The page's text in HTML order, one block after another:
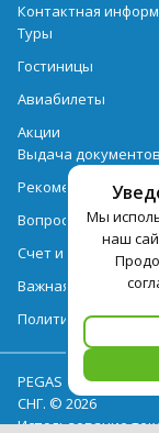
Мы
наш
Контактная
Туры
Гостиницы
Авиабилеты
Акции
Выдача документов
Рекомендации
Вопрос-ответ
Счет и оплата
Важная
Политика
PEGAS Touristik —
СНГ. © 2026
Использование